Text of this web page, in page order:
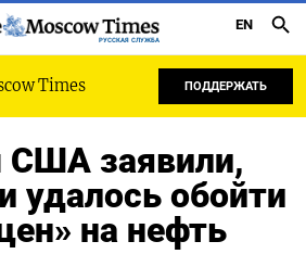
РУССКАЯ СЛУЖБА
EN
Times ПОДДЕРЖАТЬ
заявили,
удалось обойти
на нефть